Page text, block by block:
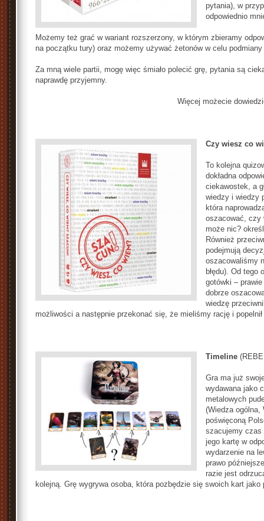
pytania), w
odpowiednio
Możemy też grać w wariant rozszerzony, w którym zbieramy
na początku tury) oraz możemy używać żetonów w celu
Za mną wiele partii, mogę więc śmiało polecić grę, pytania są
naprawdę przyjemny.
Więcej możecie
Czy wiesz co
To kolejna
dokładna
ciekawostek, a
wiedzy i wiedzy
która
oszacować, czy
może nic?
Również
podejmują
oszacowaliśmy
błędu). Od tego
gotówki –
dobrze
wiedzę
możliwości a następnie przekonać się, że mieliśmy rację i popelnił
Timeline
Gra ma już
wydawana jako
metalowych
(Wiedza
poświęconą
szacujemy czas
jego kartę w
wydarzenie na
prawo
razie jest
kolejną. Grę wygrywa osoba, która pozbędzie się swoich kart jako